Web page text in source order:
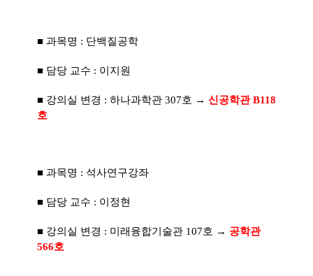
■ 과목명 : 단백질공학
■ 담당 교수 : 이지원
■ 강의실 변경 : 하나과학관 307호 → 신공학관 B118
호
■ 과목명 : 석사연구강좌
■ 담당 교수 : 이정현
■ 강의실 변경 : 미래융합기술관 107호 → 공학관
566호